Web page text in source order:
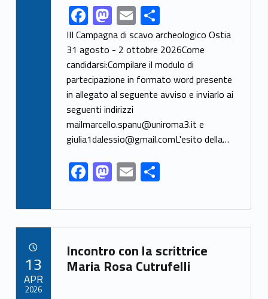
Link identifier share facebook archive #share-link-archive-20845F
ac
e
b
o
o
k
M
as
to
d
o
n
E
m
ai
l
S
h
ar
e
III Campagna di scavo archeologico Ostia
31 agosto - 2 ottobre 2026Come
candidarsi:Compilare il modulo di
partecipazione in formato word presente
in allegato al seguente avviso e inviarlo ai
seguenti indirizzi
mailmarcello.spanu@uniroma3.it e
giulia1dalessio@gmail.comL'esito della…
F
ac
e
b
o
o
M
as
to
d
o
n
E
m
ai
l
S
h
ar
e
Link identifier archive #link-archive-17970
Incontro con la scrittrice
Maria Rosa Cutrufelli
13
APR
2026